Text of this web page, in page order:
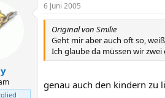
l
l
6 Juni 2005
Original von Smilie
Geht mir aber auch oft so,
Ich glaube da müssen wir
genau auch den kindern zu